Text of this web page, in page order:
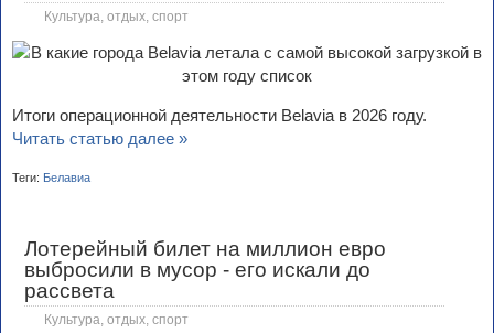
Культура, отдых, спорт
Итоги операционной деятельности Belavia в 2026 году.
Читать статью далее »
Теги: Белавиа
Лотерейный билет на миллион евро
выбросили в мусор - его искали до
рассвета
Культура, отдых, спорт